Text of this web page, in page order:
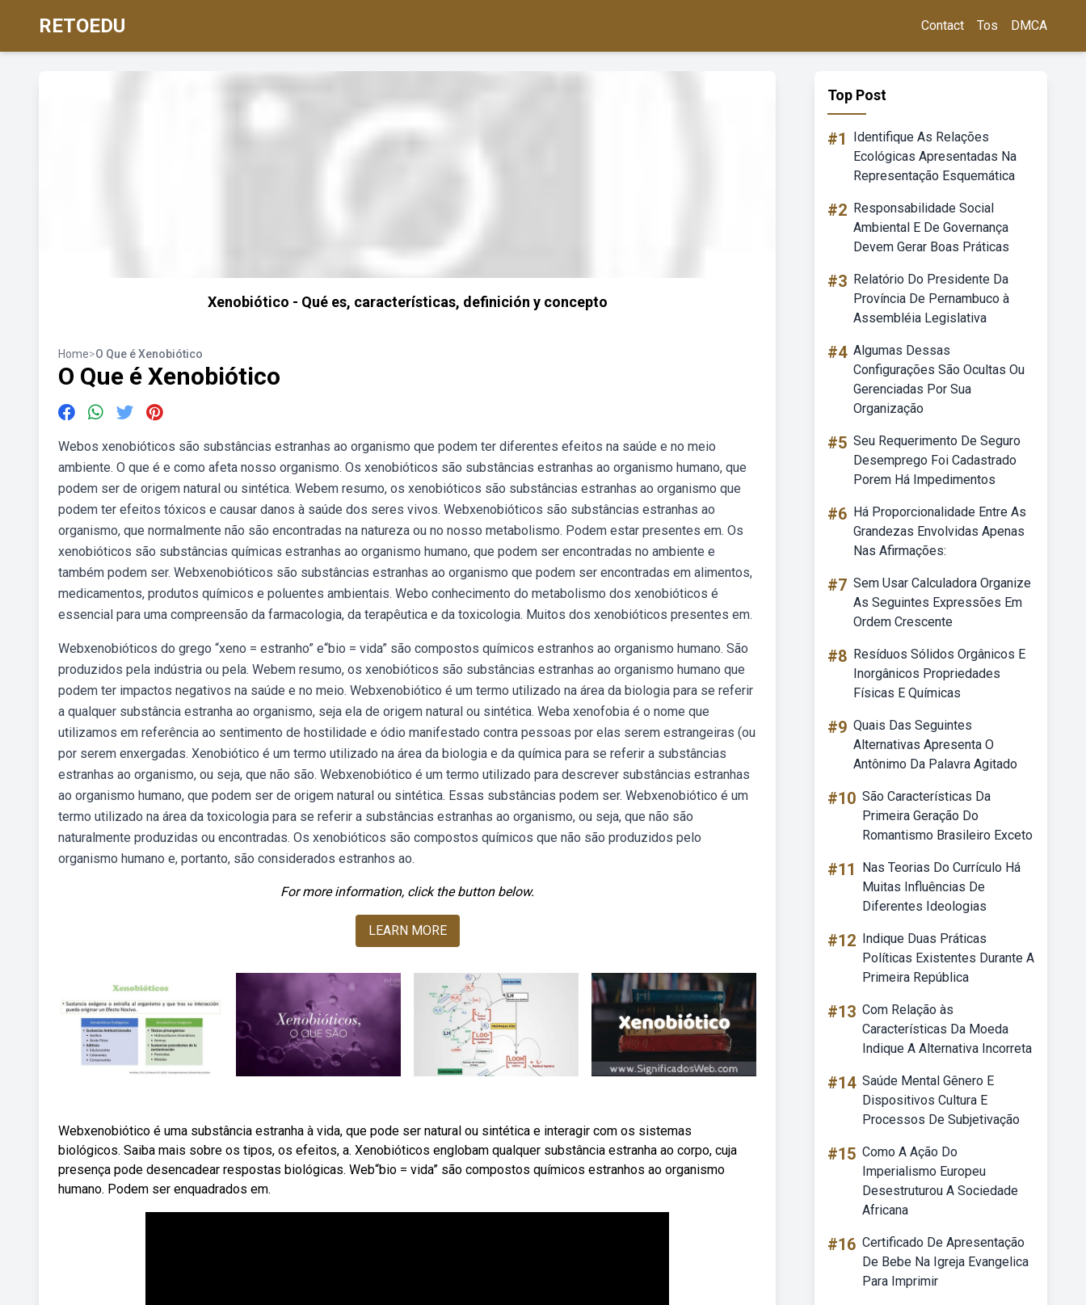
RETOEDU Contact Tos DMCA
Xenobiótico - Qué es, características, definición y concepto
Home>O Que é Xenobiótico
O Que é Xenobiótico
Webos xenobióticos são substâncias estranhas ao organismo que podem ter diferentes efeitos na saúde e no meio
ambiente. O que é e como afeta nosso organismo. Os xenobióticos são substâncias estranhas ao organismo humano, que
podem ser de origem natural ou sintética. Webem resumo, os xenobióticos são substâncias estranhas ao organismo que
podem ter efeitos tóxicos e causar danos à saúde dos seres vivos. Webxenobióticos são substâncias estranhas ao
organismo, que normalmente não são encontradas na natureza ou no nosso metabolismo. Podem estar presentes em. Os
xenobióticos são substâncias químicas estranhas ao organismo humano, que podem ser encontradas no ambiente e
também podem ser. Webxenobióticos são substâncias estranhas ao organismo que podem ser encontradas em alimentos,
medicamentos, produtos químicos e poluentes ambientais. Webo conhecimento do metabolismo dos xenobióticos é
essencial para uma compreensão da farmacologia, da terapêutica e da toxicologia. Muitos dos xenobióticos presentes em.
Webxenobióticos do grego “xeno = estranho” e“bio = vida” são compostos químicos estranhos ao organismo humano. São
produzidos pela indústria ou pela. Webem resumo, os xenobióticos são substâncias estranhas ao organismo humano que
podem ter impactos negativos na saúde e no meio. Webxenobiótico é um termo utilizado na área da biologia para se referir
a qualquer substância estranha ao organismo, seja ela de origem natural ou sintética. Weba xenofobia é o nome que
utilizamos em referência ao sentimento de hostilidade e ódio manifestado contra pessoas por elas serem estrangeiras (ou
por serem enxergadas. Xenobiótico é um termo utilizado na área da biologia e da química para se referir a substâncias
estranhas ao organismo, ou seja, que não são. Webxenobiótico é um termo utilizado para descrever substâncias estranhas
ao organismo humano, que podem ser de origem natural ou sintética. Essas substâncias podem ser. Webxenobiótico é um
termo utilizado na área da toxicologia para se referir a substâncias estranhas ao organismo, ou seja, que não são
naturalmente produzidas ou encontradas. Os xenobióticos são compostos químicos que não são produzidos pelo
organismo humano e, portanto, são considerados estranhos ao.
For more information, click the button below.
LEARN MORE
Webxenobiótico é uma substância estranha à vida, que pode ser natural ou sintética e interagir com os sistemas
biológicos. Saiba mais sobre os tipos, os efeitos, a. Xenobióticos englobam qualquer substância estranha ao corpo, cuja
presença pode desencadear respostas biológicas. Web“bio = vida” são compostos químicos estranhos ao organismo
humano. Podem ser enquadrados em.
Top Post
#1
Identifique As Relações
Ecológicas Apresentadas Na
Representação Esquemática
#2 Responsabilidade Social
Ambiental E De Governança
Devem Gerar Boas Práticas
#3 Relatório Do Presidente Da
Província De Pernambuco à
Assembléia Legislativa
#4 Algumas Dessas
Configurações São Ocultas Ou
Gerenciadas Por Sua
Organização
#5 Seu Requerimento De Seguro
Desemprego Foi Cadastrado
Porem Há Impedimentos
#6 Há Proporcionalidade Entre As
Grandezas Envolvidas Apenas
Nas Afirmações:
#7 Sem Usar Calculadora Organize
As Seguintes Expressões Em
Ordem Crescente
#8 Resíduos Sólidos Orgânicos E
Inorgânicos Propriedades
Físicas E Químicas
#9 Quais Das Seguintes
Alternativas Apresenta O
Antônimo Da Palavra Agitado
#10 São Características Da
Primeira Geração Do
Romantismo Brasileiro Exceto
#11
Nas Teorias Do Currículo Há
Muitas Influências De
Diferentes Ideologias
#12 Indique Duas Práticas
Políticas Existentes Durante A
Primeira República
#13 Com Relação às
Características Da Moeda
Indique A Alternativa Incorreta
#14 Saúde Mental Gênero E
Dispositivos Cultura E
Processos De Subjetivação
#15 Como A Ação Do
Imperialismo Europeu
Desestruturou A Sociedade
Africana
#16 Certificado De Apresentação
De Bebe Na Igreja Evangelica
Para Imprimir